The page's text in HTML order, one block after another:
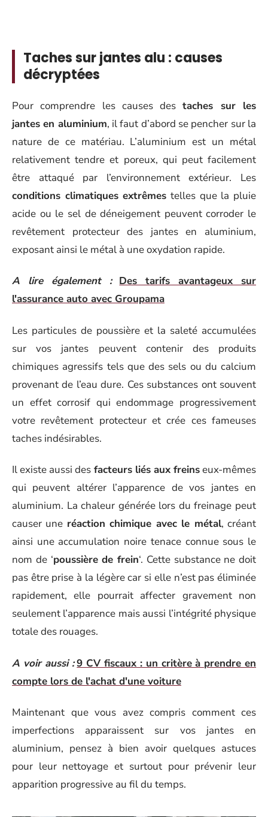
Taches sur jantes alu : causes
décryptées
Pour comprendre les causes destaches sur les
jantes en aluminium, il faut d’abord se pencher sur la
nature de ce matériau. L’aluminium est un métal
relativement tendre et poreux, qui peut facilement
être attaqué par l’environnement extérieur. Les
conditions climatiques extrêmes telles que la pluie
acide ou le sel de déneigement peuvent corroder le
revêtement protecteur des jantes en aluminium,
exposant ainsi le métal à une oxydation rapide.
A lire également : Des tarifs avantageux sur
l'assurance auto avec Groupama
Les particules de poussière et la saleté accumulées
sur vos jantes peuvent contenir des produits
chimiques agressifs tels que des sels ou du calcium
provenant de l’eau dure. Ces substances ont souvent
un effet corrosif qui endommage progressivement
votre revêtement protecteur et crée ces fameuses
taches indésirables.
Il existe aussi des facteurs liés aux freinseux-mêmes
qui peuvent altérer l’apparence de vos jantes en
aluminium. La chaleur générée lors du freinage peut
causer une réaction chimique avec le métal, créant
ainsi une accumulation noire tenace connue sous le
nom de ‘poussière de frein‘. Cette substance ne doit
pas être prise à la légère car si elle n’est pas éliminée
rapidement, elle pourrait affecter gravement non
seulement l’apparence mais aussi l’intégrité physique
totale des rouages.
A voir aussi : 9 CV fiscaux : un critère à prendre en
compte lors de l'achat d'une voiture
Maintenant que vous avez compris comment ces
imperfections apparaissent sur vos jantes en
aluminium, pensez à bien avoir quelques astuces
pour leur nettoyage et surtout pour prévenir leur
apparition progressive au fil du temps.